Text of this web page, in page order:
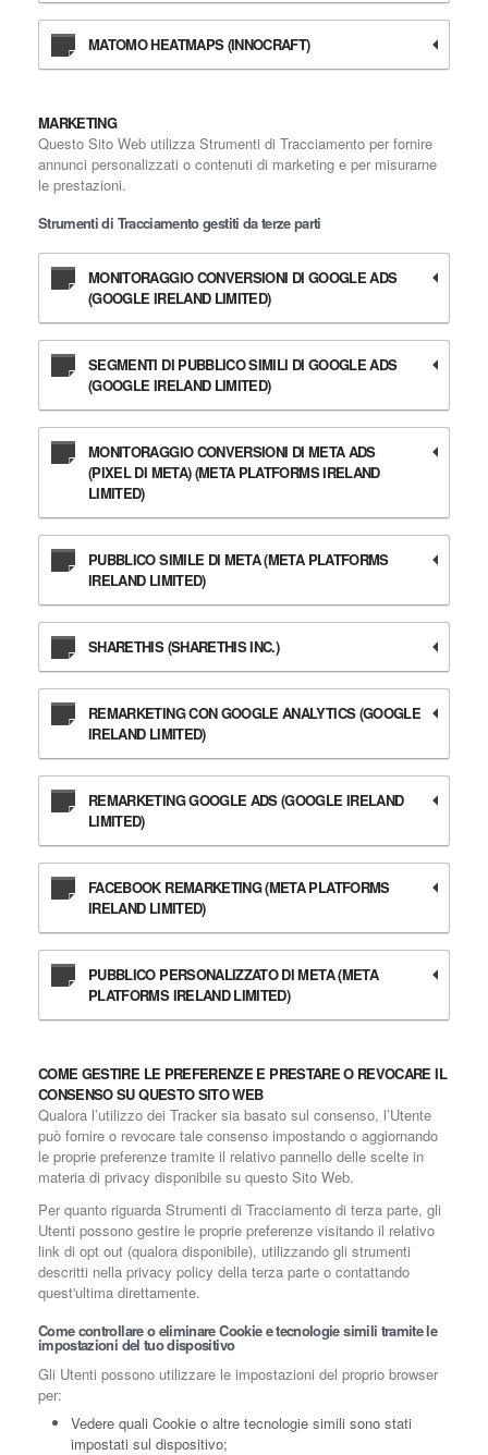
MATOMO HEATMAPS (INNOCRAFT)
MARKETING
Questo Sito Web utilizza Strumenti di Tracciamento per fornire
annunci personalizzati o contenuti di marketing e per misurarne
le prestazioni.
Strumenti di Tracciamento gestiti da terze parti
MONITORAGGIO CONVERSIONI DI GOOGLE ADS
(GOOGLE IRELAND LIMITED)
SEGMENTI DI PUBBLICO SIMILI DI GOOGLE ADS
(GOOGLE IRELAND LIMITED)
MONITORAGGIO CONVERSIONI DI META ADS
(PIXEL DI META) (META PLATFORMS IRELAND
LIMITED)
PUBBLICO SIMILE DI META (META PLATFORMS
IRELAND LIMITED)
SHARETHIS (SHARETHIS INC.)
REMARKETING CON GOOGLE ANALYTICS (GOOGLE
IRELAND LIMITED)
REMARKETING GOOGLE ADS (GOOGLE IRELAND
LIMITED)
FACEBOOK REMARKETING (META PLATFORMS
IRELAND LIMITED)
PUBBLICO PERSONALIZZATO DI META (META
PLATFORMS IRELAND LIMITED)
COME GESTIRE LE PREFERENZE E PRESTARE O REVOCARE IL
CONSENSO SU QUESTO SITO WEB
Qualora l’utilizzo dei Tracker sia basato sul consenso, l’Utente
può fornire o revocare tale consenso impostando o aggiornando
le proprie preferenze tramite il relativo pannello delle scelte in
materia di privacy disponibile su questo Sito Web.
Per quanto riguarda Strumenti di Tracciamento di terza parte, gli
Utenti possono gestire le proprie preferenze visitando il relativo
link di opt out (qualora disponibile), utilizzando gli strumenti
descritti nella privacy policy della terza parte o contattando
quest'ultima direttamente.
Come controllare o eliminare Cookie e tecnologie simili tramite le
impostazioni del tuo dispositivo
Gli Utenti possono utilizzare le impostazioni del proprio browser
per:
Vedere quali Cookie o altre tecnologie simili sono stati
impostati sul dispositivo;